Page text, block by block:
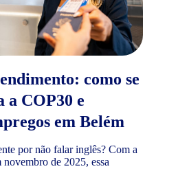
como se
COP30 e
em Belém
por não falar inglês? Com a
de 2025, essa